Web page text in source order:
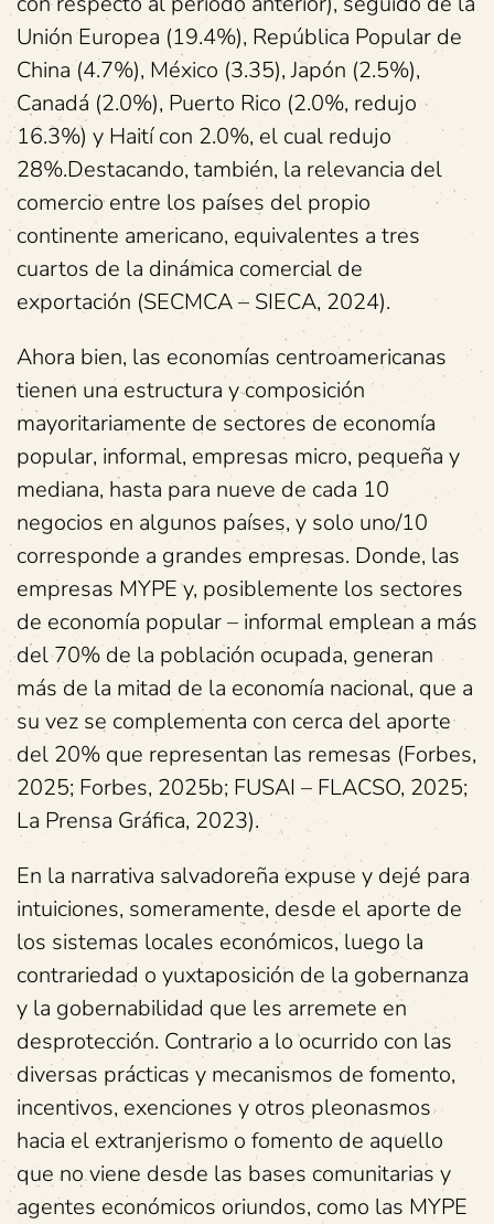
Unión Europea (19.4%), República Popular de
China (4.7%), México (3.35), Japón (2.5%),
Canadá (2.0%), Puerto Rico (2.0%, redujo
16.3%) y Haití con 2.0%, el cual redujo
28%.Destacando, también, la relevancia del
comercio entre los países del propio
continente americano, equivalentes a tres
cuartos de la dinámica comercial de
exportación (SECMCA – SIECA, 2024).
Ahora bien, las economías centroamericanas
tienen una estructura y composición
mayoritariamente de sectores de economía
popular, informal, empresas micro, pequeña y
mediana, hasta para nueve de cada 10
negocios en algunos países, y solo uno/10
corresponde a grandes empresas. Donde, las
empresas MYPE y, posiblemente los sectores
de economía popular – informal emplean a más
del 70% de la población ocupada, generan
más de la mitad de la economía nacional, que a
su vez se complementa con cerca del aporte
del 20% que representan las remesas (Forbes,
2025; Forbes, 2025b; FUSAI – FLACSO, 2025;
La Prensa Gráfica, 2023).
En la narrativa salvadoreña expuse y dejé para
intuiciones, someramente, desde el aporte de
los sistemas locales económicos, luego la
contrariedad o yuxtaposición de la gobernanza
y la gobernabilidad que les arremete en
desprotección. Contrario a lo ocurrido con las
diversas prácticas y mecanismos de fomento,
incentivos, exenciones y otros pleonasmos
hacia el extranjerismo o fomento de aquello
que no viene desde las bases comunitarias y
agentes económicos oriundos, como las MYPE